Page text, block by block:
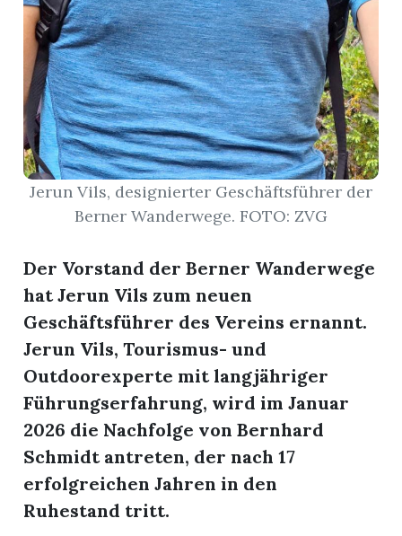
Jerun Vils, designierter Geschäftsführer der
Berner Wanderwege. FOTO: ZVG
Der Vorstand der Berner Wanderwege
hat Jerun Vils zum neuen
Geschäftsführer des Vereins ernannt.
Jerun Vils, Tourismus- und
Outdoorexperte mit langjähriger
Führungserfahrung, wird im Januar
2026 die Nachfolge von Bernhard
Schmidt antreten, der nach 17
erfolgreichen Jahren in den
Ruhestand tritt.